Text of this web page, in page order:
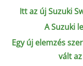
Itt az új Suzuki
A Suzuki
Egy új elemzés
vált